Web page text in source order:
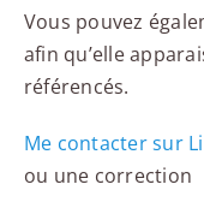
Vous pouvez
afin qu’elle
référencés.
Me contacter sur
ou une correction